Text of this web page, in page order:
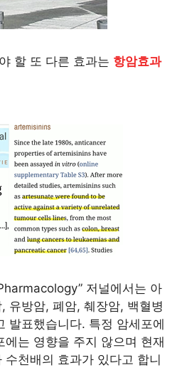
할 또 다른 효과는 항암효과
저널에서는 아
유방암, 폐암, 췌장암, 백혈병
발표했습니다. 특정 암세포에
에는 영향을 주지 않으며 현재
수천배의 효과가 있다고 합니